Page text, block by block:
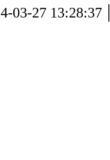
03-27 13:28:37